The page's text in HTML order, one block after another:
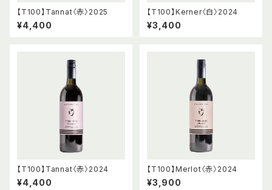
【T100】Tannat〈赤〉2025
¥4,400
【T100】Kerner〈白〉2024
¥3,400
【T100】Tannat〈赤〉2024
¥4,400
【T100】Merlot〈赤〉2024
¥3,900